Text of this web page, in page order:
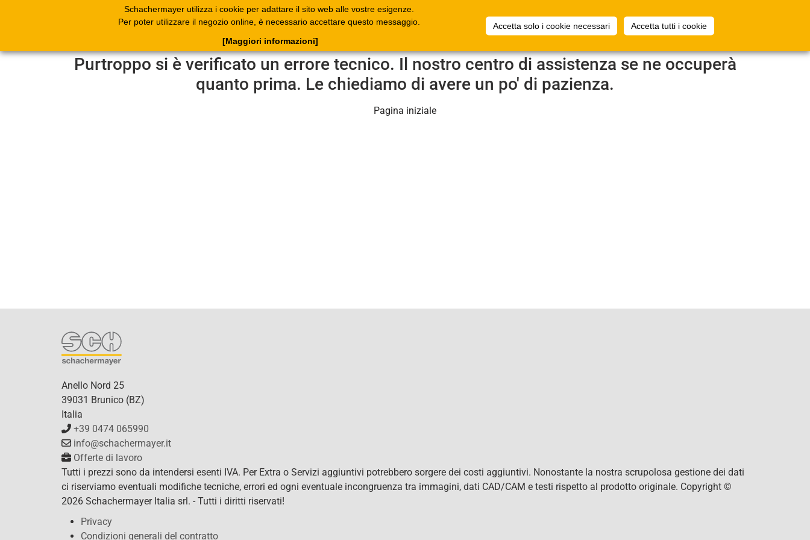
Schachermayer utilizza i cookie per adattare il sito web alle vostre esigenze.
Per poter utilizzare il negozio online, è necessario accettare questo messaggio.
Accetta solo i cookie necessari
Accetta tutti i cookie
[Maggiori informazioni]
Prodotti
Cataloghi
sfogliabili
Documenti C.Online
Liste
articoli
Formulari
di
più
Registrazione
Purtroppo si è verificato un errore tecnico. Il nostro centro di assistenza se ne occuperà
quanto prima. Le chiediamo di avere un po' di pazienza.
Pagina iniziale
Anello Nord 25
39031 Brunico (BZ)
Italia
+39 0474 065990
info@schachermayer.it
Offerte di lavoro
Tutti i prezzi sono da intendersi esenti IVA. Per Extra o Servizi aggiuntivi potrebbero sorgere dei costi aggiuntivi. Nonostante la nostra scrupolosa gestione dei dati
ci riserviamo eventuali modifiche tecniche, errori ed ogni eventuale incongruenza tra immagini, dati CAD/CAM e testi rispetto al prodotto originale. Copyright ©
2026 Schachermayer Italia srl. - Tutti i diritti riservati!
Privacy
Condizioni generali del contratto